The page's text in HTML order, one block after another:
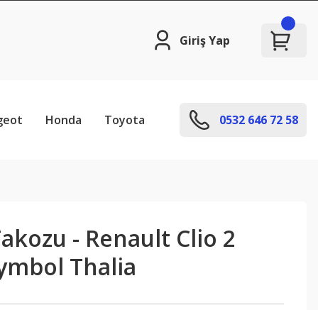
Giriş Yap
Honda Toyota 0532 646 72 58
- Renault Clio 2
Thalia